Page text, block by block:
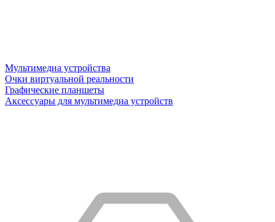
Мультимедиа устройства
Очки виртуальной реальности
Графические планшеты
Аксессуары для мультимедиа устройств